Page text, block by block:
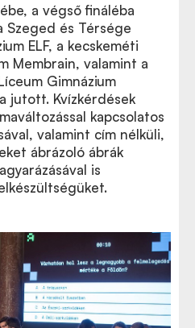
a végső fináléba
Szeged és Térsége
ELF, a kecskeméti
Membrain, valamint a
Gimnázium
jutott. Kvízkérdések
kapcsolatos
valamint cím nélküli,
ábrázoló ábrák
is